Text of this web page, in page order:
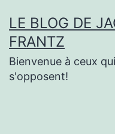
au
contenu
LE BLOG DE
FRANTZ
Bienvenue à ceux qui
s'opposent!